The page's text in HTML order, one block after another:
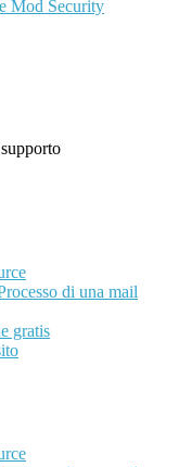
Mod Security
di una mail
gratis